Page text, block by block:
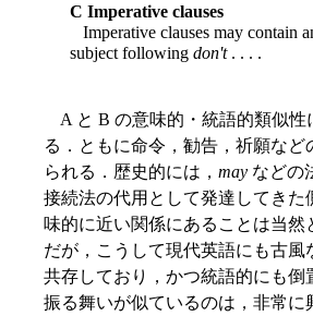
C Imperative clauses
Imperative clauses may contain
subject following don't. . . .
A と B の意味的・統語的類似性
る．ともに命令，勧告，祈願など
られる．歴史的には， may などの
接続法の代用として発達してきた
味的に近い関係にあることは当然
だが，こうして現代英語にも古風
共存しており，かつ統語的にも倒
振る舞いが似ているのは，非常に